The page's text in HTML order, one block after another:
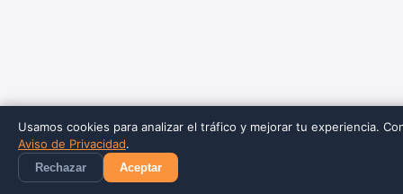
Usamos cookies para analizar el tráfico y mejorar tu experiencia.
Aviso de Privacidad.
Rechazar Aceptar